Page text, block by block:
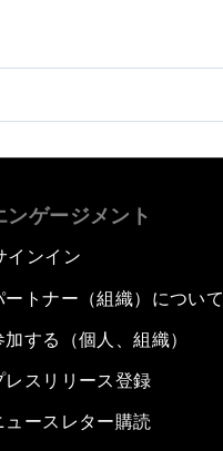
ンゲージメント
インイン
ートナー（組織）について
加する（個人、組織）
レスリリース登録
ュースレター購読